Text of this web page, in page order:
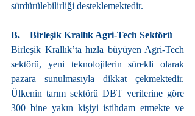
sürdürülebilirliği desteklemektedir.
B.    Birleşik Krallık Agri-Tech Sektörü
Birleşik Krallık’ta hızla büyüyen Agri-Tech
sektörü, yeni teknolojilerin sürekli olarak
pazara sunulmasıyla dikkat çekmektedir.
Ülkenin tarım sektörü DBT verilerine göre
300 bine yakın kişiyi istihdam etmekte ve